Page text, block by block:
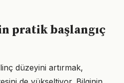
pratik başlangıç
düzeyini artırmak,